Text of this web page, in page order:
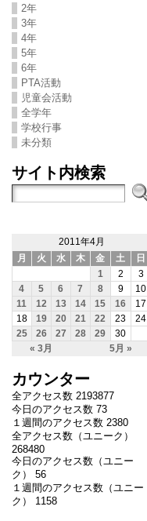
2年
3年
4年
5年
6年
PTA活動
児童会活動
全学年
学校行事
未分類
サイト内検索
2011年4月
月
火 水 木 金 土 日
« 3月 5月 »
1 2
3
4
5 6 7 8 9
10
11
12 13 14 15 16
17
18
19 20 21 22 23
24
25
26 27 28 29 30
カウンター
全アクセス数 2193877
今日のアクセス数 73
１週間のアクセス数 2380
全アクセス数（ユニーク）
268480
今日のアクセス数（ユニー
ク） 56
１週間のアクセス数（ユニー
ク） 1158